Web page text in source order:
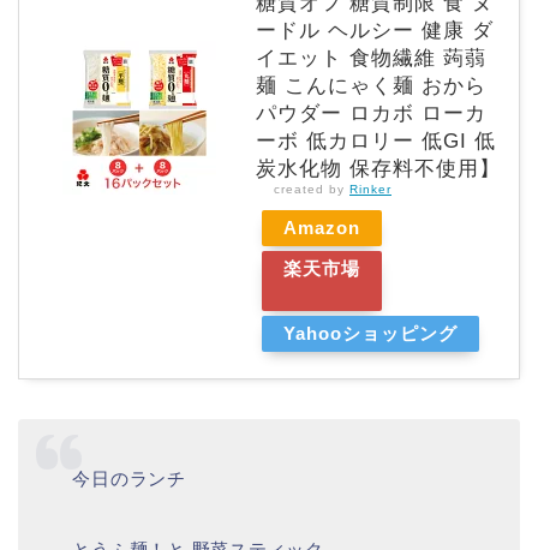
ードル ヘルシー 健康 ダ
イエット 食物繊維 蒟蒻
麺 こんにゃく麺 おから
パウダー ロカボ ローカ
ーボ 低カロリー 低GI 低
炭水化物 保存料不使用】
created by Rinker
Amazon
楽天市場
Yahooショッピング
今日のランチ